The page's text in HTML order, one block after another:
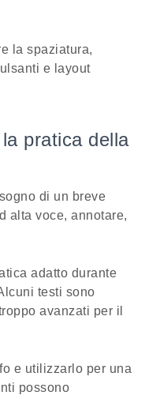
la spaziatura,
e layout
pratica della
di un breve
alta voce, annotare,
adatto durante
testi sono
avanzati per il
e utilizzarlo per una
possono